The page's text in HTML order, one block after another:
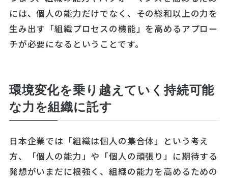
には、個人の能力だけでなく、その総和以上の力を
生み出す「組織プロセスの機能」を高めるアプロー
チが必要になるということです。
環境変化を乗り越えていく持続可能
な力を組織に託す
日本企業では「組織は個人の集合体」という考え
方、「個人の能力」や「個人の頑張り」に期待する
発想がいまだに根強く、組織の能力を高めるための